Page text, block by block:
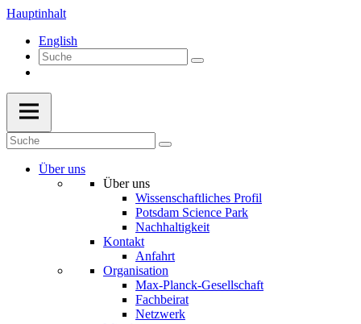
Hauptinhalt
English
Über uns
Über uns
Wissenschaftliches Profil
Potsdam Science Park
Nachhaltigkeit
Kontakt
Anfahrt
Organisation
Max-Planck-Gesellschaft
Fachbeirat
Netzwerk